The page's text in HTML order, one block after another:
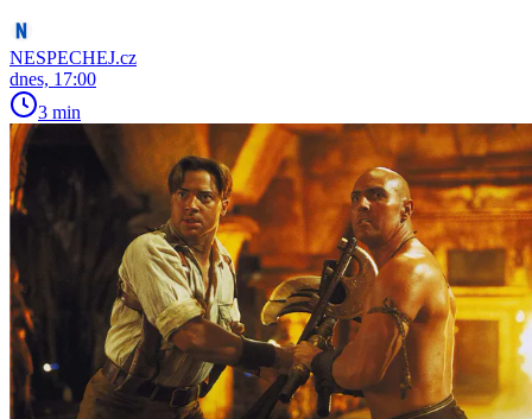
NESPECHEJ.cz
dnes, 17:00
3 min